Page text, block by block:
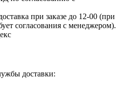
при заказе до 12-00 (при
согласования с менеджером).
доставки: